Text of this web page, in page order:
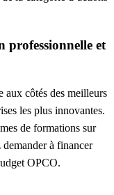
professionnelle et
aux côtés des meilleurs
les plus innovantes.
de formations sur
à financer
OPCO.